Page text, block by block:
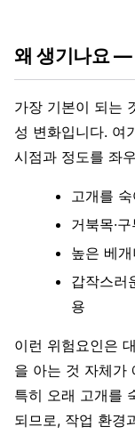
왜 생기나요 —
가장 기본이 되는
성 변화입니다. 여
시점과 정도를 좌
고개를
거북목·
높은 베
갑작스러
용
이런 위험요인은
을 아는 것 자체가
특히 오래 고개를
되므로, 작업 환경